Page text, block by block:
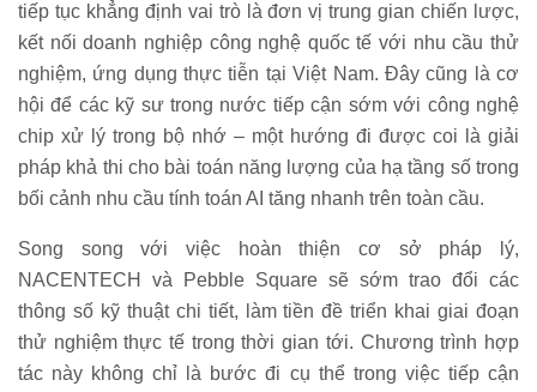
tiếp tục khẳng định vai trò là đơn vị trung gian chiến lược,
kết nối doanh nghiệp công nghệ quốc tế với nhu cầu thử
nghiệm, ứng dụng thực tiễn tại Việt Nam. Đây cũng là cơ
hội để các kỹ sư trong nước tiếp cận sớm với công nghệ
chip xử lý trong bộ nhớ – một hướng đi được coi là giải
pháp khả thi cho bài toán năng lượng của hạ tầng số trong
bối cảnh nhu cầu tính toán AI tăng nhanh trên toàn cầu.
Song song với việc hoàn thiện cơ sở pháp lý,
NACENTECH và Pebble Square sẽ sớm trao đổi các
thông số kỹ thuật chi tiết, làm tiền đề triển khai giai đoạn
thử nghiệm thực tế trong thời gian tới. Chương trình hợp
tác này không chỉ là bước đi cụ thể trong việc tiếp cận